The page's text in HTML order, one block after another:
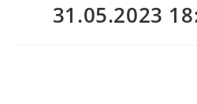
31.05.2023